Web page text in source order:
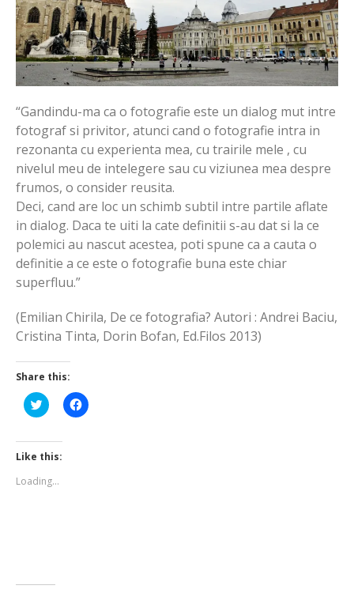
“Gandindu-ma ca o fotografie este un dialog mut intre
fotograf si privitor, atunci cand o fotografie intra in
rezonanta cu experienta mea, cu trairile mele , cu
nivelul meu de intelegere sau cu viziunea mea despre
frumos, o consider reusita.
Deci, cand are loc un schimb subtil intre partile aflate
in dialog. Daca te uiti la cate definitii s-au dat si la ce
polemici au nascut acestea, poti spune ca a cauta o
definitie a ce este o fotografie buna este chiar
superfluu.”
(Emilian Chirila, De ce fotografia? Autori : Andrei Baciu,
Cristina Tinta, Dorin Bofan, Ed.Filos 2013)
Share this:
Click
to
Twitter
(Opens
in
window)
Click
to
Like this:
Loading...